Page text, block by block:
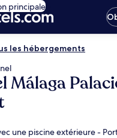
principale
les hébergements
Málaga
une piscine extérieure -